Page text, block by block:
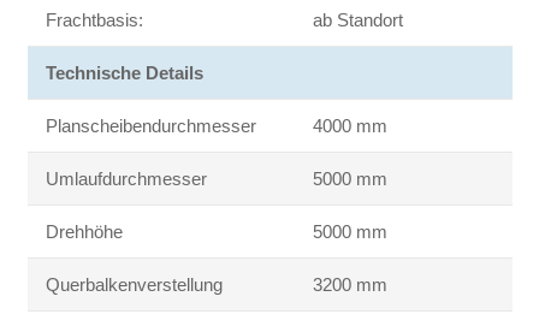
Frachtbasis: ab Standort
Technische Details
Planscheibendurchmesser 4000 mm
Umlaufdurchmesser 5000 mm
Drehhöhe 5000 mm
Querbalkenverstellung 3200 mm